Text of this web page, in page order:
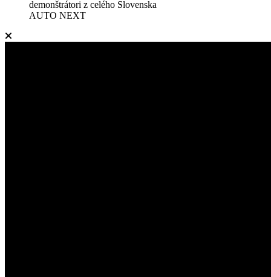
demonštrátori z celého Slovenska
AUTO NEXT